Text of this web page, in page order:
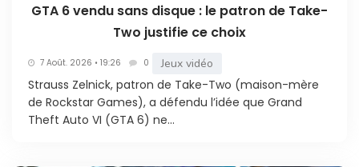
GTA 6 vendu sans disque : le patron de Take-
Two justifie ce choix
7 Août. 2026 • 19:26 0 Jeux vidéo
Strauss Zelnick, patron de Take-Two (maison-mère
de Rockstar Games), a défendu l’idée que Grand
Theft Auto VI (GTA 6) ne...